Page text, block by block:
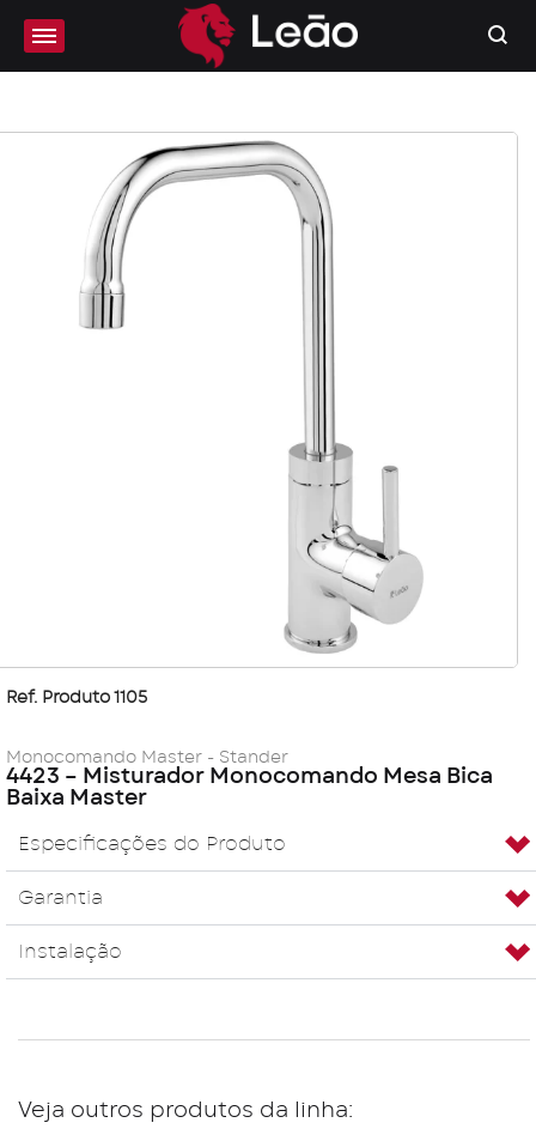
Ref. Produto 1105
Monocomando Master - Stander
4423 – Misturador Monocomando Mesa Bica
Baixa Master
Especificações do Produto
Garantia
Instalação
Veja outros produtos da linha: